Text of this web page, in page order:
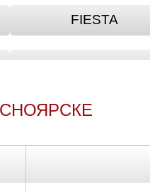
FIESTA
GRAND
MAVERICK